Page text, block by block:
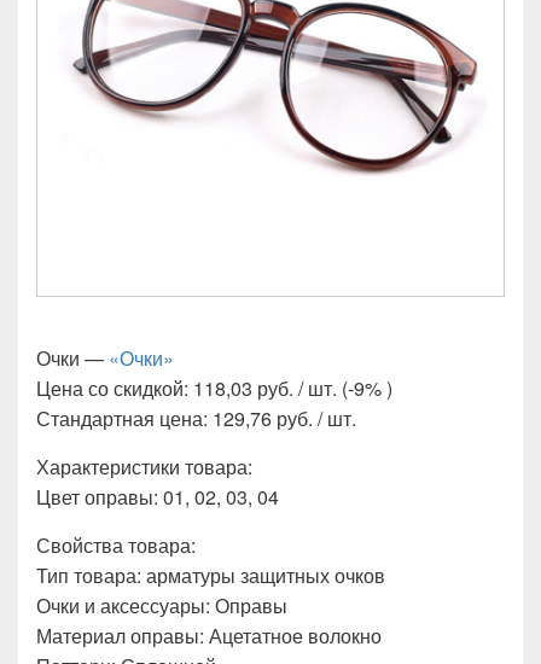
Очки — «Очки»
Цена со скидкой: 118,03 руб. / шт. (-9% )
Стандартная цена: 129,76 руб. / шт.
Характеристики товара:
Цвет оправы: 01, 02, 03, 04
Свойства товара:
Тип товара: арматуры защитных очков
Очки и аксессуары: Оправы
Материал оправы: Ацетатное волокно